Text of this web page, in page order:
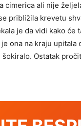
cimerica ali nije
približila krevetu
je da vidi kako će
ona na kraju
Ostatak